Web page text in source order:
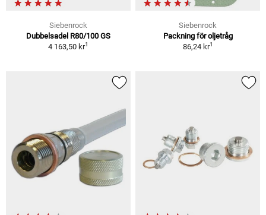
Siebenrock
Dubbelsadel R80/100 GS
4 163,50 kr1
Siebenrock
Packning för oljetråg
86,24 kr1